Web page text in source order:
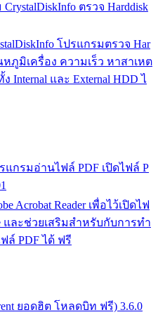
ตรวจ Harddisk
โปรแกรมตรวจ Har
ภูมิเครื่อง ความเร็ว หาสาเหต
Internal และ External HDD ไ
รแกรมอ่านไฟล์ PDF เปิดไฟล์ P
Acrobat Reader เพื่อไว้เปิดไฟ
และช่วยเสริมสำหรับกับการทำ
ล์ PDF ได้ ฟรี
ยอดฮิต โหลดบิท ฟรี) 3.6.0